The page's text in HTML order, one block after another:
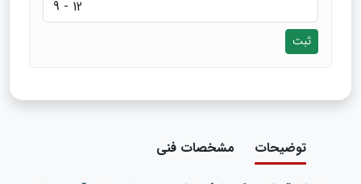
ثبت
توضیحات مشخصات فنی